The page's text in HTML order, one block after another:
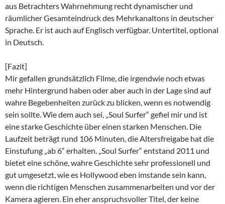
aus Betrachters Wahrnehmung recht dynamischer und
räumlicher Gesamteindruck des Mehrkanaltons in deutscher
Sprache. Er ist auch auf Englisch verfügbar. Untertitel, optional
in Deutsch.
[Fazit]
Mir gefallen grundsätzlich Filme, die irgendwie noch etwas
mehr Hintergrund haben oder aber auch in der Lage sind auf
wahre Begebenheiten zurück zu blicken, wenn es notwendig
sein sollte. Wie dem auch sei, „Soul Surfer“ gefiel mir und ist
eine starke Geschichte über einen starken Menschen. Die
Laufzeit beträgt rund 106 Minuten, die Altersfreigabe hat die
Einstufung „ab 6“ erhalten. „Soul Surfer“ entstand 2011 und
bietet eine schöne, wahre Geschichte sehr professionell und
gut umgesetzt, wie es Hollywood eben imstande sein kann,
wenn die richtigen Menschen zusammenarbeiten und vor der
Kamera agieren. Ein eher anspruchsvoller Titel, der keine